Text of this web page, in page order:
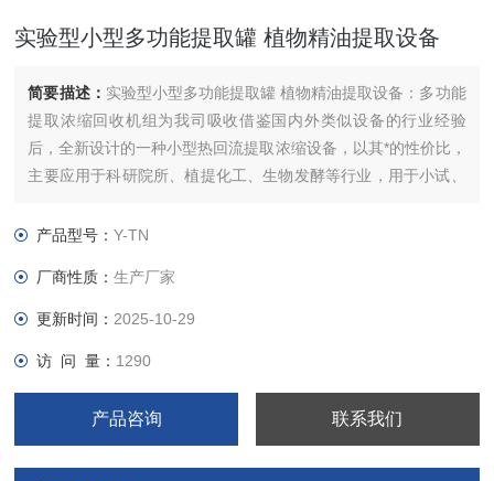
实验型小型多功能提取罐 植物精油提取设备
简要描述： 实验型小型多功能提取罐 植物精油提取设备：多功能
提取浓缩回收机组为我司吸收借鉴国内外类似设备的行业经验
后，全新设计的一种小型热回流提取浓缩设备，以其*的性价比，
主要应用于科研院所、植提化工、生物发酵等行业，用于小试、
产品型号：Y-TN
厂商性质：生产厂家
更新时间： 2025-10-29
访 问 量： 1290
产品咨询 联系我们